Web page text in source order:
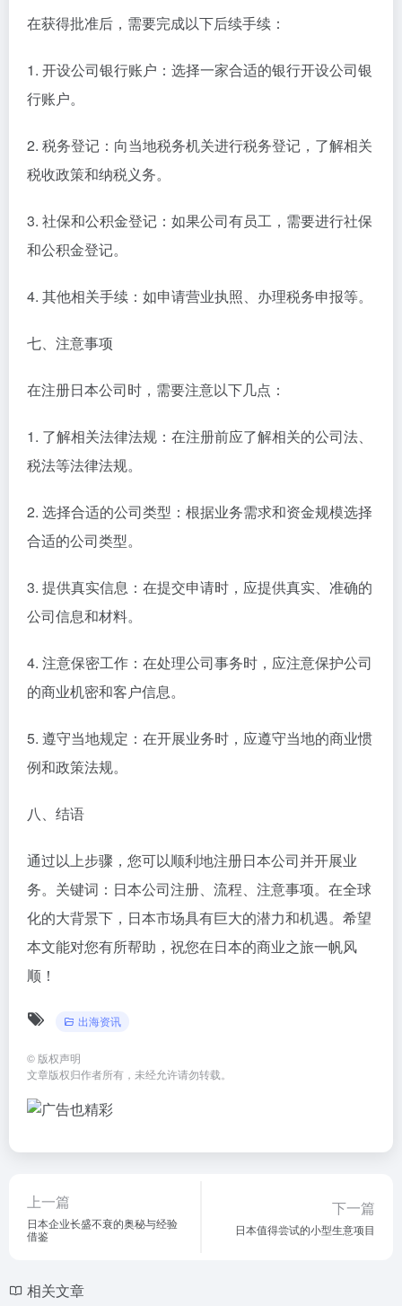
在获得批准后，需要完成以下后续手续：
1. 开设公司银行账户：选择一家合适的银行开设公司银
行账户。
2. 税务登记：向当地税务机关进行税务登记，了解相关
税收政策和纳税义务。
3. 社保和公积金登记：如果公司有员工，需要进行社保
和公积金登记。
4. 其他相关手续：如申请营业执照、办理税务申报等。
七、注意事项
在注册日本公司时，需要注意以下几点：
1. 了解相关法律法规：在注册前应了解相关的公司法、
税法等法律法规。
2. 选择合适的公司类型：根据业务需求和资金规模选择
合适的公司类型。
3. 提供真实信息：在提交申请时，应提供真实、准确的
公司信息和材料。
4. 注意保密工作：在处理公司事务时，应注意保护公司
的商业机密和客户信息。
5. 遵守当地规定：在开展业务时，应遵守当地的商业惯
例和政策法规。
八、结语
通过以上步骤，您可以顺利地注册日本公司并开展业
务。关键词：日本公司注册、流程、注意事项。在全球
化的大背景下，日本市场具有巨大的潜力和机遇。希望
本文能对您有所帮助，祝您在日本的商业之旅一帆风
顺！
出海资讯
© 版权声明
文章版权归作者所有，未经允许请勿转载。
上一篇
日本企业长盛不衰的奥秘与经验
借鉴
下一篇
日本值得尝试的小型生意项目
相关文章